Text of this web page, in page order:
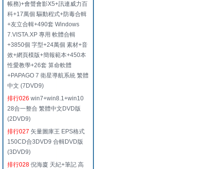
帳務)+會聲會影X5+訊連威力百
科+17萬個 驅動程式+防毒合輯
+友立合輯+490套 Windows
7.VISTA.XP 專用 軟體合輯
+3850個 字型+24萬個 素材+音
效+網頁模版+簡報範本+450本
性愛教學+26套 算命軟體
+PAPAGO 7 衛星導航系統 繁體
中文 (7DVD9)
排行026 win7+win8.1+win10
28合一整合 繁體中文DVD版
(2DVD9)
排行027 矢量圖庫王 EPS格式
150CD合3DVD9 合輯DVD版
(3DVD9)
排行028 倪海廈 天紀+筆記 高